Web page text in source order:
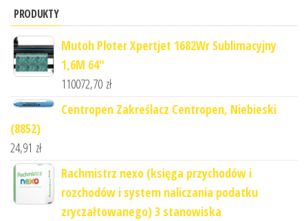
PRODUKTY
Mutoh Ploter Xpertjet 1682Wr Sublimacyjny
1,6M 64"
110072,70 zł
Centropen Zakreślacz Centropen, Niebieski
(8852)
24,91 zł
Rachmistrz nexo (księga przychodów i
rozchodów i system naliczania podatku
zryczałtowanego) 3 stanowiska